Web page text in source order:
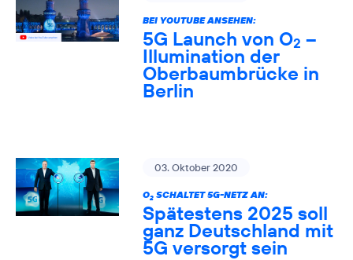
BEI YOUTUBE ANSEHEN:
5G Launch von O2 –
Illumination der
Oberbaumbrücke in
Berlin
03. Oktober 2020
O2SCHALTET 5G-NETZ AN:
Spätestens 2025 soll
ganz Deutschland mit
5G versorgt sein